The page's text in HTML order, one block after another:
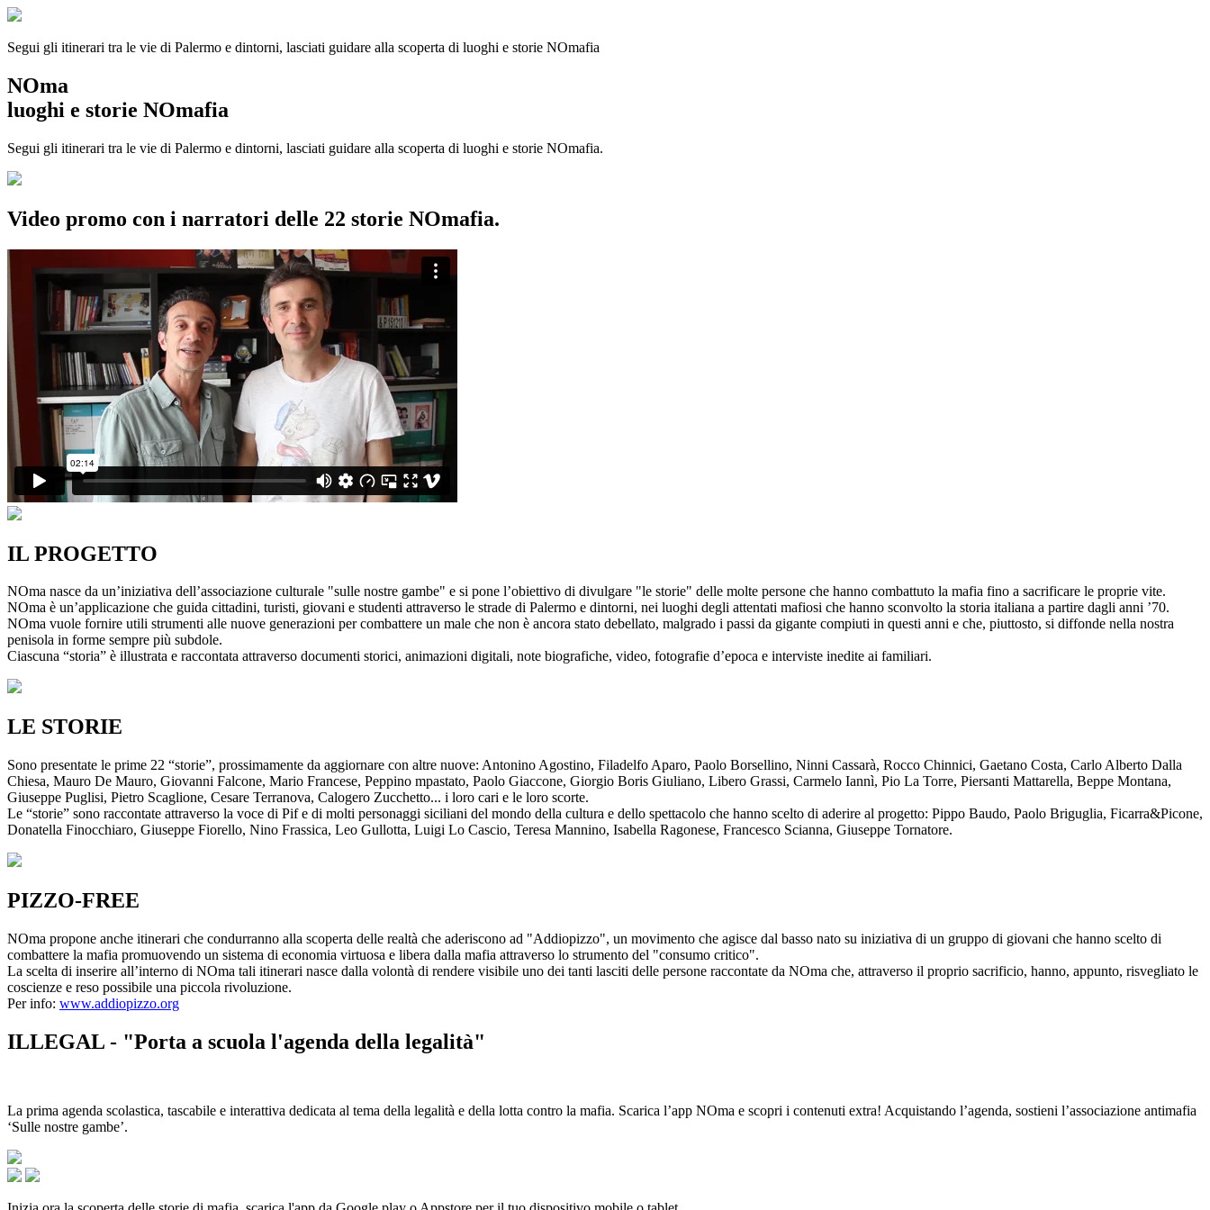
Segui gli itinerari tra le vie di Palermo e dintorni, lasciati guidare alla scoperta di luoghi e storie NOmafia
NOma
luoghi e storie NOmafia
Segui gli itinerari tra le vie di Palermo e dintorni, lasciati guidare alla scoperta di luoghi e storie NOmafia.
Video promo con i narratori delle 22 storie NOmafia.
IL PROGETTO
NOma nasce da un’iniziativa dell’associazione culturale "sulle nostre gambe" e si pone l’obiettivo di divulgare "le storie" delle molte persone che hanno combattuto la mafia fino a sacrificare le proprie vite.
NOma è un’applicazione che guida cittadini, turisti, giovani e studenti attraverso le strade di Palermo e dintorni, nei luoghi degli attentati mafiosi che hanno sconvolto la storia italiana a partire dagli anni ’70.
NOma vuole fornire utili strumenti alle nuove generazioni per combattere un male che non è ancora stato debellato, malgrado i passi da gigante compiuti in questi anni e che, piuttosto, si diffonde nella nostra
penisola in forme sempre più subdole.
Ciascuna “storia” è illustrata e raccontata attraverso documenti storici, animazioni digitali, note biografiche, video, fotografie d’epoca e interviste inedite ai familiari.
LE STORIE
Sono presentate le prime 22 “storie”, prossimamente da aggiornare con altre nuove: Antonino Agostino, Filadelfo Aparo, Paolo Borsellino, Ninni Cassarà, Rocco Chinnici, Gaetano Costa, Carlo Alberto Dalla
Chiesa, Mauro De Mauro, Giovanni Falcone, Mario Francese, Peppino mpastato, Paolo Giaccone, Giorgio Boris Giuliano, Libero Grassi, Carmelo Iannì, Pio La Torre, Piersanti Mattarella, Beppe Montana,
Giuseppe Puglisi, Pietro Scaglione, Cesare Terranova, Calogero Zucchetto... i loro cari e le loro scorte.
Le “storie” sono raccontate attraverso la voce di Pif e di molti personaggi siciliani del mondo della cultura e dello spettacolo che hanno scelto di aderire al progetto: Pippo Baudo, Paolo Briguglia, Ficarra&Picone,
Donatella Finocchiaro, Giuseppe Fiorello, Nino Frassica, Leo Gullotta, Luigi Lo Cascio, Teresa Mannino, Isabella Ragonese, Francesco Scianna, Giuseppe Tornatore.
PIZZO-FREE
NOma propone anche itinerari che condurranno alla scoperta delle realtà che aderiscono ad "Addiopizzo", un movimento che agisce dal basso nato su iniziativa di un gruppo di giovani che hanno scelto di
combattere la mafia promuovendo un sistema di economia virtuosa e libera dalla mafia attraverso lo strumento del "consumo critico".
La scelta di inserire all’interno di NOma tali itinerari nasce dalla volontà di rendere visibile uno dei tanti lasciti delle persone raccontate da NOma che, attraverso il proprio sacrificio, hanno, appunto, risvegliato le
coscienze e reso possibile una piccola rivoluzione.
Per info: www.addiopizzo.org
ILLEGAL - "Porta a scuola l'agenda della legalità"
La prima agenda scolastica, tascabile e interattiva dedicata al tema della legalità e della lotta contro la mafia. Scarica l’app NOma e scopri i contenuti extra! Acquistando l’agenda, sostieni l’associazione antimafia
‘Sulle nostre gambe’.